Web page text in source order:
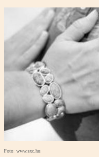
Foto: www.sxc.hu